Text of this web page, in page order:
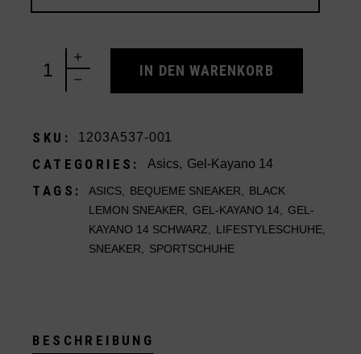
Asics Gel-Kayano 14 Black Lemon Spark quantity
IN DEN WARENKORB
SKU: 1203A537-001
CATEGORIES: Asics, Gel-Kayano 14
TAGS: ASICS, BEQUEME SNEAKER, BLACK
LEMON SNEAKER, GEL-KAYANO 14, GEL-
KAYANO 14 SCHWARZ, LIFESTYLESCHUHE,
SNEAKER, SPORTSCHUHE
BESCHREIBUNG